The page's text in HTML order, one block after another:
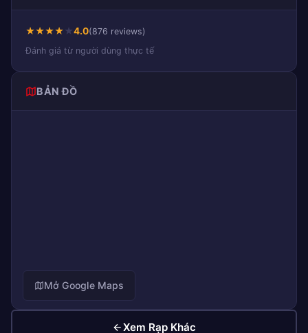
★★★★★4.0(876 reviews)
Đánh giá từ người dùng thực tế
BẢN ĐỒ
Mở Google Maps
Xem Rạp Khác